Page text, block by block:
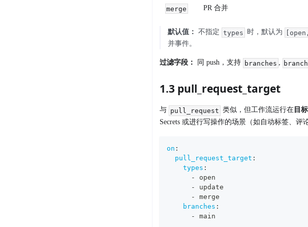
merge PR 合并
默认值： 不指定 types 时，默认为
并事件。
过滤字段： 同 push，支持 branches ,
1.3 pull_request_target
与 pull_request 类似，但工作流运行在目
Secrets 或进行写操作的场景（如自动标签、评
on :
pull_request_target :
types :
-
open
-
update
-
merge
branches :
-
main